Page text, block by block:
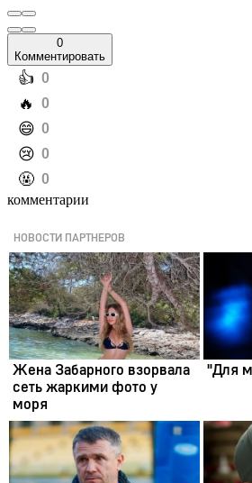
0
Комментировать
️👍 0
️🔥 0
️😄 0
️😢 0
️🤬 0
комментарии